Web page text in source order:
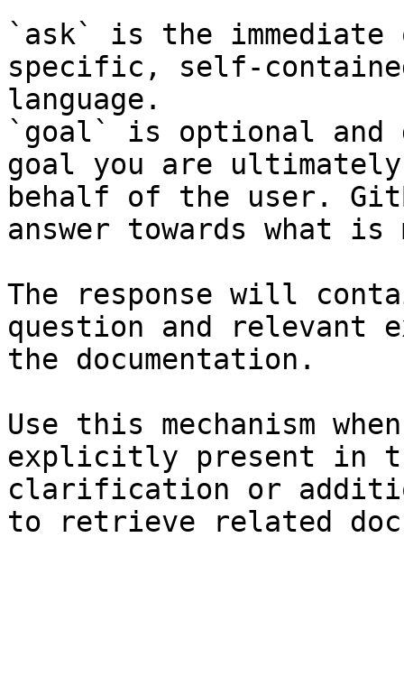
`ask` is the
specific, self-
language.
`goal` is optional and
goal you are
behalf of the user.
answer towards what
The response will
question and relevant
the documentation.
Use this mechanism
explicitly present in
clarification or